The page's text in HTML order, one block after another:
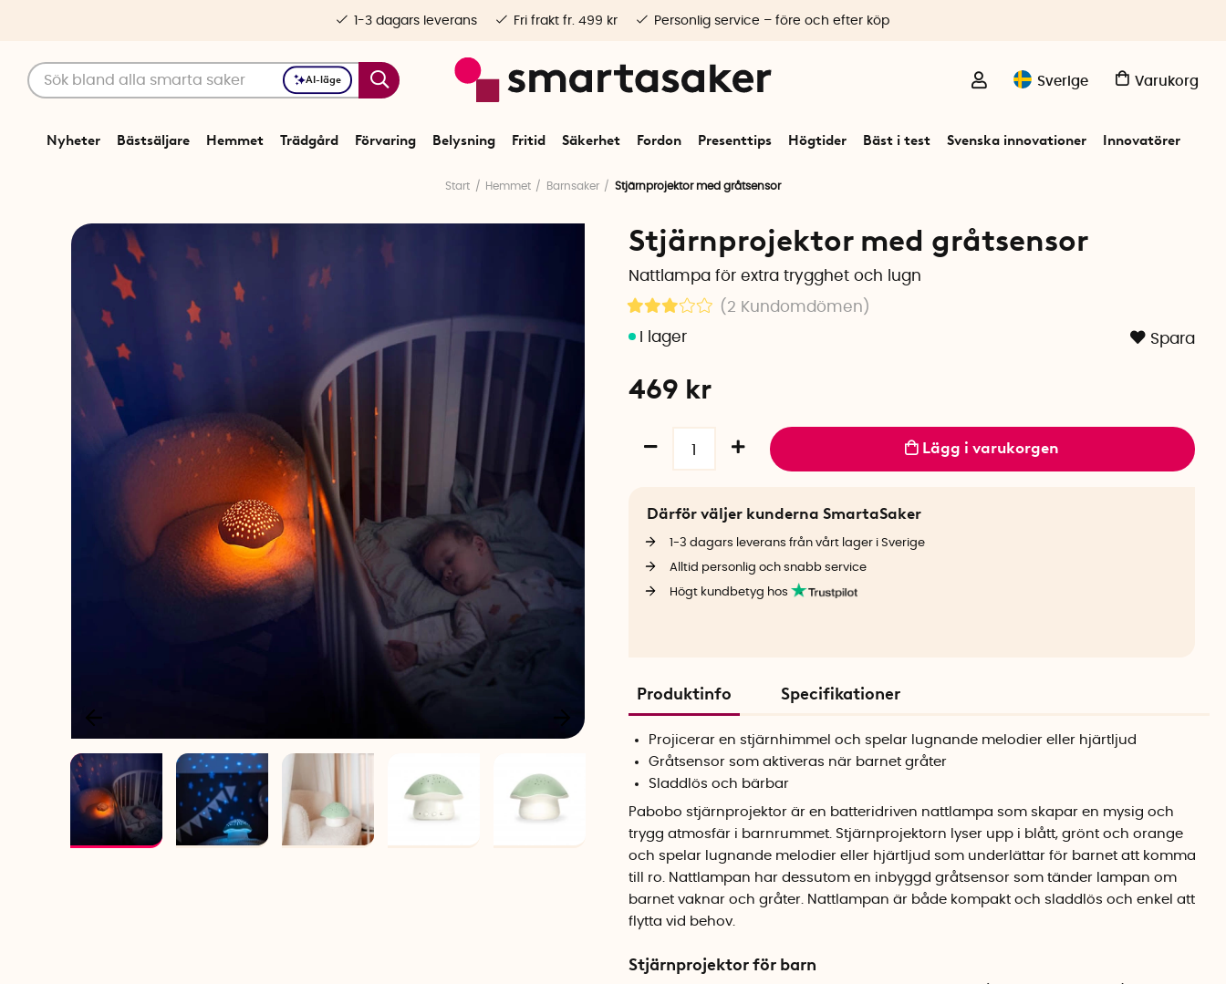
AI-läge Sverige Varukorg
Nyheter Bästsäljare Hemmet Trädgård Förvaring Belysning Fritid Säkerhet Fordon Presenttips Högtider Bäst i test Svenska innovationer Innovatörer
1-3 dagars leverans Fri frakt fr. 499 kr Personlig service – före och efter köp
Start Hemmet Barnsaker Stjärnprojektor med gråtsensor
Stjärnprojektor med gråtsensor
Nattlampa för extra trygghet och lugn
(2 Kundomdömen )
Spara
469 kr
Lägg i varukorgen
Därför väljer kunderna SmartaSaker
1-3 dagars leverans från vårt lager i Sverige
Alltid personlig och snabb service
Högt kundbetyg hos
Produktinfo Specifikationer
Projicerar en stjärnhimmel och spelar lugnande melodier eller hjärtljud
Gråtsensor som aktiveras när barnet gråter
Sladdlös och bärbar
Pabobo stjärnprojektor är en batteridriven nattlampa som skapar en mysig och
trygg atmosfär i barnrummet. Stjärnprojektorn lyser upp i blått, grönt och orange
och spelar lugnande melodier eller hjärtljud som underlättar för barnet att komma
till ro. Nattlampan har dessutom en inbyggd gråtsensor som tänder lampan om
barnet vaknar och gråter. Nattlampan är både kompakt och sladdlös och enkel att
flytta vid behov.
Stjärnprojektor för barn